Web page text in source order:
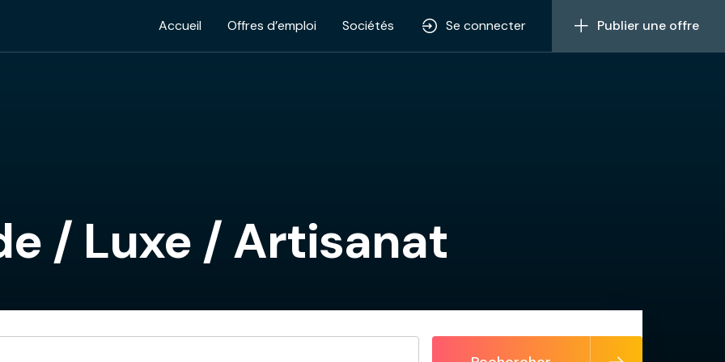
Accueil Offres d’emploi Sociétés Se connecter Publier une offre
/ Luxe / Artisanat